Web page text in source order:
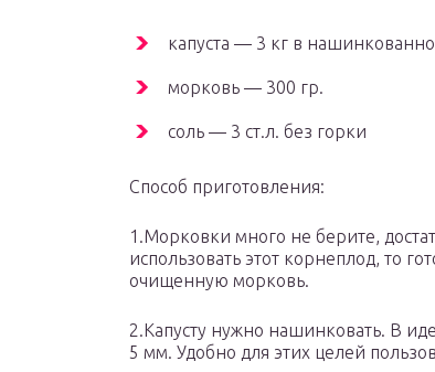
капуста — 3 кг в
морковь — 300 гр.
соль — 3 ст.л. без горки
Способ приготовления:
1.Морковки много не берите,
использовать этот корнеплод, то
очищенную морковь.
2.Капусту нужно нашинковать. В
5 мм. Удобно для этих целей